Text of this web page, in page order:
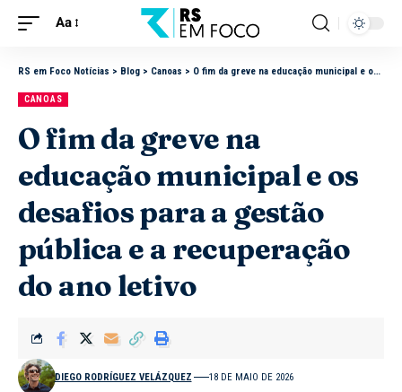
Aa
RS em Foco Notícias > Blog > Canoas > O fim da greve na educação municipal e os desafios para a gestão pública e a recuperação do ano letivo
CANOAS
O fim da greve na
educação municipal e os
desafios para a gestão
pública e a recuperação
do ano letivo
DIEGO RODRÍGUEZ VELÁZQUEZ 18 DE MAIO DE 2026